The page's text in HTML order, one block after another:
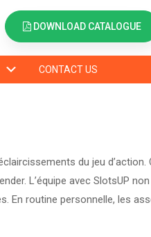
DOWNLOAD CATALOGUE
CONTACT US
du jeu d’action.
L’équipe avec SlotsUP
En routine personnelle, les